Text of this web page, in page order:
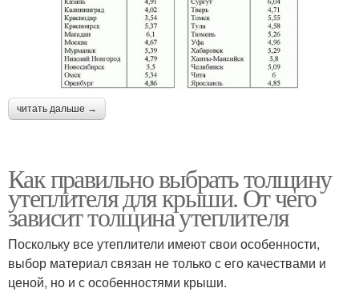
читать дальше →
Как правильно выбрать толщину
утеплителя для крыши. От чего
зависит толщина утеплителя
Поскольку все утеплители имеют свои особенности,
выбор материал связан не только с его качествами и
ценой, но и с особенностями крыши.